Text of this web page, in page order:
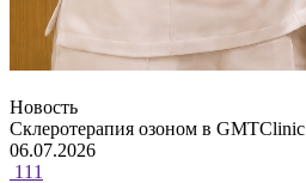
Новость
Склеротерапия озоном в GMTClinic
06.07.2026
111